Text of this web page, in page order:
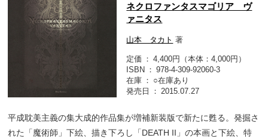
ネクロファンタスマゴリア ヴ
ァニタス
山本 タカト 著
定価
4,400円（本体：4,000円）
ISBN
978-4-309-92060-3
在庫
○在庫あり
発売日
2015.07.27
平成耽美主義の集大成的作品集が増補新装版で新たに甦る。発掘さ
れた「魔術師」下絵、描き下ろし「DEATH II」の本画と下絵、特